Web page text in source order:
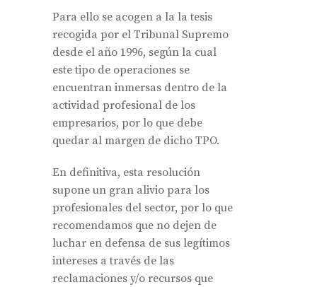
Para ello se acogen a la la tesis
recogida por el Tribunal Supremo
desde el año 1996, según la cual
este tipo de operaciones se
encuentran inmersas dentro de la
actividad profesional de los
empresarios, por lo que debe
quedar al margen de dicho TPO.
En definitiva, esta resolución
supone un gran alivio para los
profesionales del sector, por lo que
recomendamos que no dejen de
luchar en defensa de sus legítimos
intereses a través de las
reclamaciones y/o recursos que